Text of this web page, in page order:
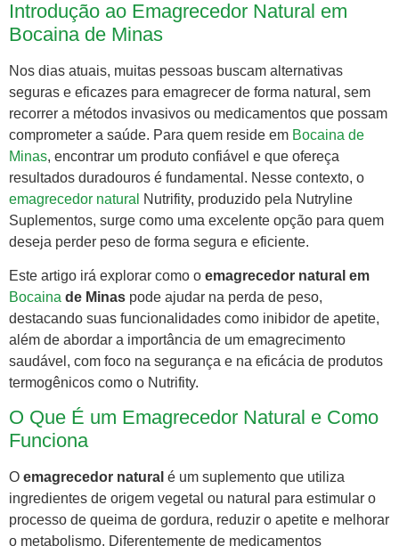
Introdução ao Emagrecedor Natural em
Bocaina de Minas
Nos dias atuais, muitas pessoas buscam alternativas
seguras e eficazes para emagrecer de forma natural, sem
recorrer a métodos invasivos ou medicamentos que possam
comprometer a saúde. Para quem reside em Bocaina de
Minas, encontrar um produto confiável e que ofereça
resultados duradouros é fundamental. Nesse contexto, o
emagrecedor natural
Nutrifity, produzido pela Nutryline
Suplementos, surge como uma excelente opção para quem
deseja perder peso de forma segura e eficiente.
Este artigo irá explorar como o emagrecedor natural em
Bocaina de Minas pode ajudar na perda de peso,
destacando suas funcionalidades como inibidor de apetite,
além de abordar a importância de um emagrecimento
saudável, com foco na segurança e na eficácia de produtos
termogênicos como o Nutrifity.
O Que É um Emagrecedor Natural e Como
Funciona
O emagrecedor natural é um suplemento que utiliza
ingredientes de origem vegetal ou natural para estimular o
processo de queima de gordura, reduzir o apetite e melhorar
o metabolismo. Diferentemente de medicamentos